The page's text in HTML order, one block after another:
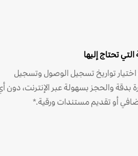
التي تحتاج إليها
تواريخ تسجيل الوصول وتسجيل
بدقة والحجز بسهولة عبر الإنترنت، دون
أو تقديم مستندات ورقية.*